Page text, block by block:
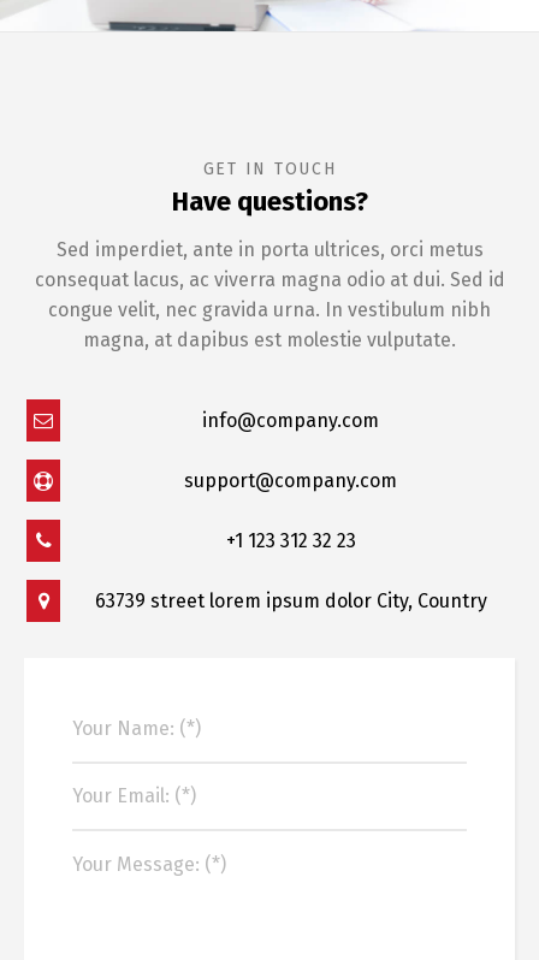
GET IN TOUCH
Have questions?
Sed imperdiet, ante in porta ultrices, orci metus
consequat lacus, ac viverra magna odio at dui. Sed id
congue velit, nec gravida urna. In vestibulum nibh
magna, at dapibus est molestie vulputate.
info@company.com
support@company.com
+1 123 312 32 23
63739 street lorem ipsum dolor City, Country